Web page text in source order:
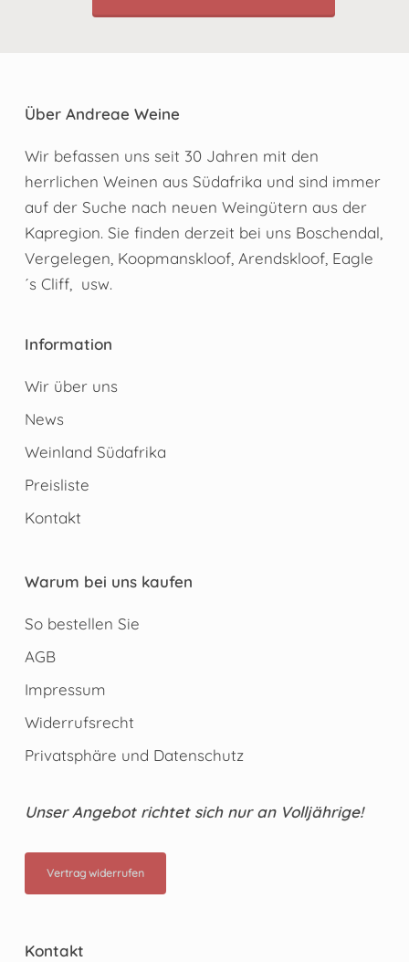
Über Andreae Weine
Wir befassen uns seit 30 Jahren mit den
herrlichen Weinen aus Südafrika und sind immer
auf der Suche nach neuen Weingütern aus der
Kapregion. Sie finden derzeit bei uns Boschendal,
Vergelegen, Koopmanskloof, Arendskloof, Eagle
´s Cliff, usw.
Information
Wir über uns
News
Weinland Südafrika
Preisliste
Kontakt
Warum bei uns kaufen
So bestellen Sie
AGB
Impressum
Widerrufsrecht
Privatsphäre und Datenschutz
Unser Angebot richtet sich nur an Volljährige!
Vertrag widerrufen
Kontakt